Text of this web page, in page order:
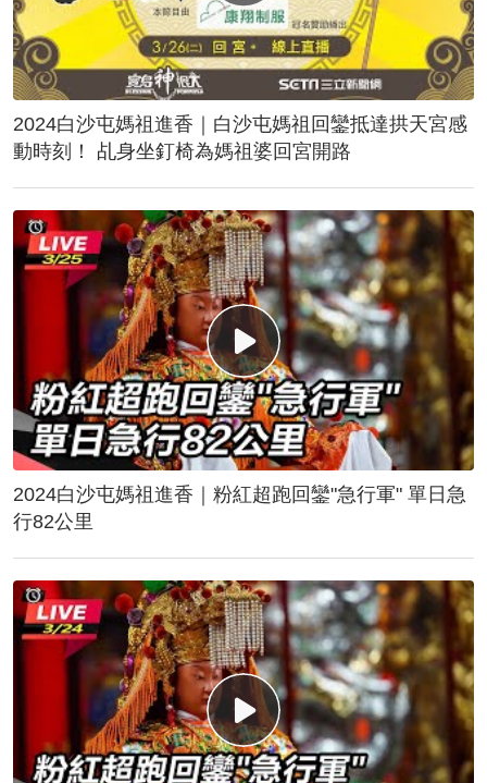
2024白沙屯媽祖進香｜白沙屯媽祖回鑾抵達拱天宮感
動時刻！ 乩身坐釘椅為媽祖婆回宮開路
2024白沙屯媽祖進香｜粉紅超跑回鑾"急行軍" 單日急
行82公里